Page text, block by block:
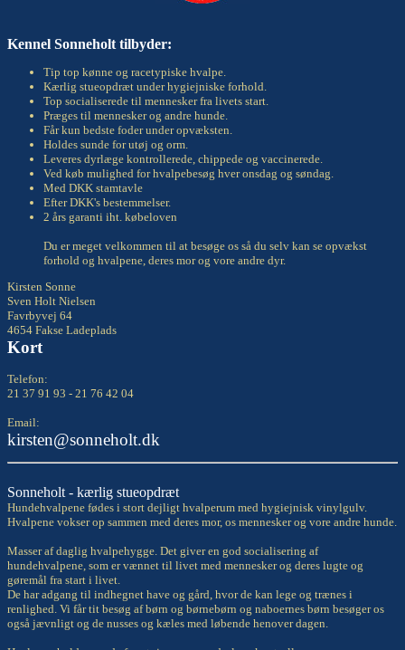
Kennel Sonneholt tilbyder:
Tip top kønne og racetypiske hvalpe.
Kærlig stueopdræt under hygiejniske forhold.
Top socialiserede til mennesker fra livets start.
Præges til mennesker og andre hunde.
Får kun bedste foder under opvæksten.
Holdes sunde for utøj og orm.
Leveres dyrlæge kontrollerede, chippede og vaccinerede.
Ved køb mulighed for hvalpebesøg hver onsdag og søndag.
Med DKK stamtavle
Efter DKK's bestemmelser.
2 års garanti iht. købeloven
Du er meget velkommen til at besøge os så du selv kan se opvækst
forhold og hvalpene, deres mor og vore andre dyr.
Kirsten Sonne
Sven Holt Nielsen
Favrbyvej 64
4654 Fakse Ladeplads
Kort
Telefon:
21 37 91 93 - 21 76 42 04
Email:
kirsten@sonneholt.dk
Sonneholt - kærlig stueopdræt
Hundehvalpene fødes i stort dejligt hvalperum med hygiejnisk vinylgulv.
Hvalpene vokser op sammen med deres mor, os mennesker og vore andre hunde.
Masser af daglig hvalpehygge. Det giver en god socialisering af
hundehvalpene, som er vænnet til livet med mennesker og deres lugte og
gøremål fra start i livet.
De har adgang til indhegnet have og gård, hvor de kan lege og trænes i
renlighed. Vi får tit besøg af børn og børnebørn og naboernes børn besøger os
også jævnligt og de nusses og kæles med løbende henover dagen.